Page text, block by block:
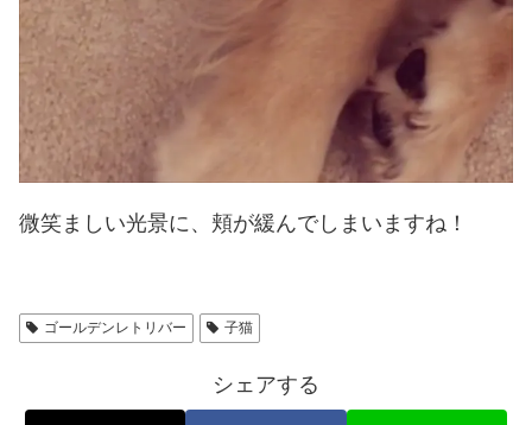
微笑ましい光景に、頬が緩んでしまいますね！
ゴールデンレトリバー 子猫
シェアする